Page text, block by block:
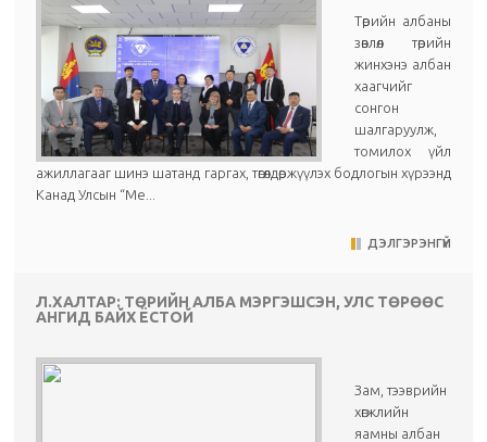
Төрийн албаны
зөвлөл төрийн
жинхэнэ албан
хаагчийг
сонгон
шалгаруулж,
томилох үйл
ажиллагааг шинэ шатанд гаргах, төгөлдөржүүлэх бодлогын хүрээнд
Канад Улсын “Ме...
ДЭЛГЭРЭНГҮЙ
Л.ХАЛТАР: ТӨРИЙН АЛБА МЭРГЭШСЭН, УЛС ТӨРӨӨС
АНГИД БАЙХ ЁСТОЙ
Зам, тээврийн
хөгжлийн
яамны албан